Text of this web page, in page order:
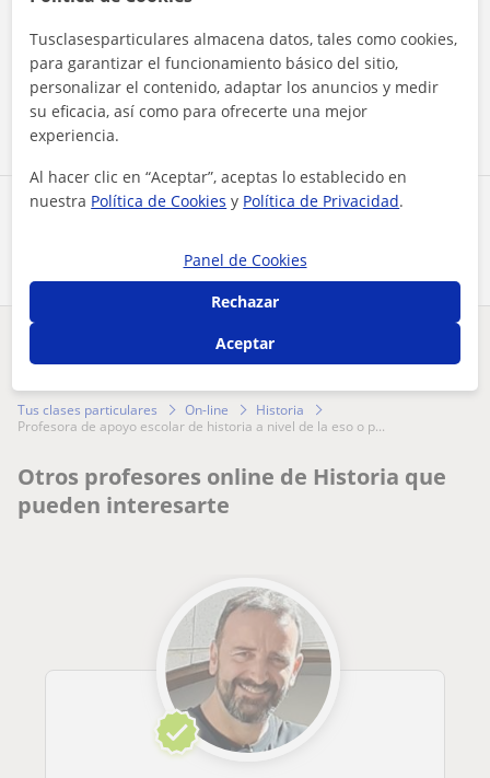
Comparte a este profesor
Al hacer clic, aceptas nuestroaviso legaly deprivacidad
Contactar ahora
¿Hay algún error en este perfil?
Tus clases particulares On-line
Historia
profesora de apoyo escolar de historia a nivel de la eso o p...
Otros profesores online de Historia que
pueden interesarte
Tusclasesparticulares almacena datos, tales como cookies,
para garantizar el funcionamiento básico del sitio,
personalizar el contenido, adaptar los anuncios y medir
su eficacia, así como para ofrecerte una mejor
experiencia.
Al hacer clic en “Aceptar”, aceptas lo establecido en
nuestra Política de Cookies y Política de Privacidad.
Panel de Cookies
Rechazar
Aceptar